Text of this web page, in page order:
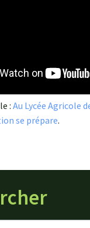
: Au Lycée Agricole
se prépare.